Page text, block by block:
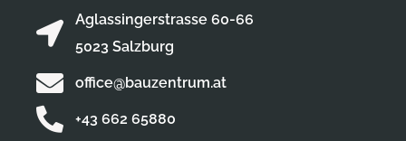
Aglassingerstrasse 60-66
5023 Salzburg
office@bauzentrum.at
+43 662 65880